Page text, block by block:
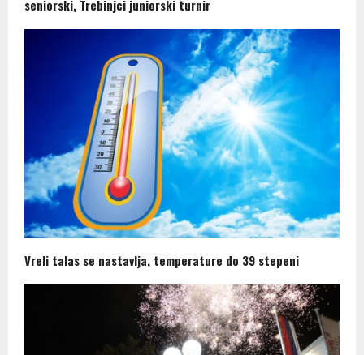
seniorski, Trebinjci juniorski turnir
Vreli talas se nastavlja, temperature do 39 stepeni